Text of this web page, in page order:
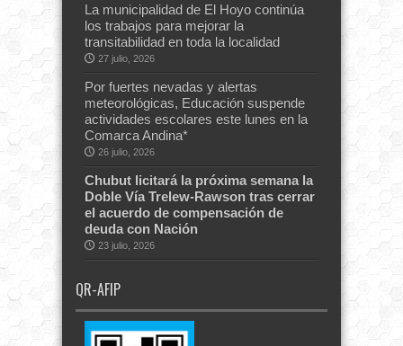
La municipalidad de El Hoyo continúa
los trabajos para mejorar la
transitabilidad en toda la localidad
27 julio, 2026
Por fuertes nevadas y alertas
meteorológicas, Educación suspende
actividades escolares este lunes en la
Comarca Andina*
26 julio, 2026
Chubut licitará la próxima semana la
Doble Vía Trelew-Rawson tras cerrar
el acuerdo de compensación de
deuda con Nación
23 julio, 2026
QR-AFIP